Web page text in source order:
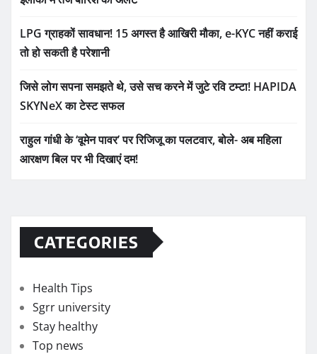
LPG ग्राहकों सावधान! 15 अगस्त है आखिरी मौका, e-KYC नहीं कराई
तो हो सकती है परेशानी
जिसे लोग सपना समझते थे, उसे सच करने में जुटे रवि टम्टा! HAPIDA
SKYNeX का टेस्ट सफल
राहुल गांधी के ‘वूमेन पावर’ पर रिजिजू का पलटवार, बोले- अब महिला
आरक्षण बिल पर भी दिखाएं दम!
CATEGORIES
Health Tips
Sgrr university
Stay healthy
Top news